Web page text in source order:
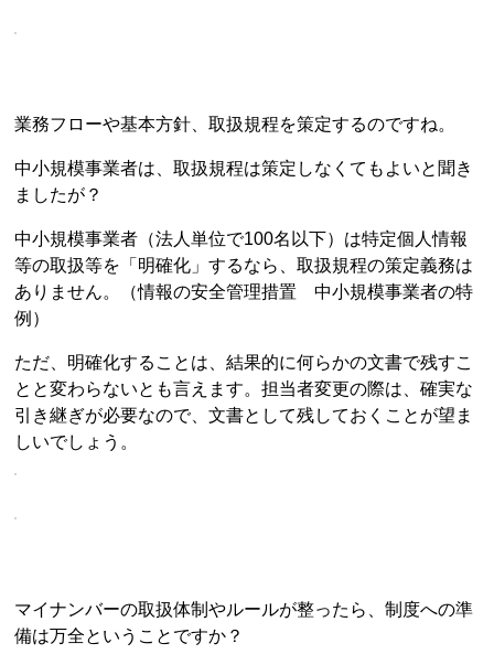
業務フローや基本方針、取扱規程を策定するのですね。
中小規模事業者は、取扱規程は策定しなくてもよいと聞き
ましたが？
中小規模事業者（法人単位で100名以下）は特定個人情報
等の取扱等を「明確化」するなら、取扱規程の策定義務は
ありません。（情報の安全管理措置 中小規模事業者の特
例）
ただ、明確化することは、結果的に何らかの文書で残すこ
とと変わらないとも言えます。担当者変更の際は、確実な
引き継ぎが必要なので、文書として残しておくことが望ま
しいでしょう。
マイナンバーの取扱体制やルールが整ったら、制度への準
備は万全ということですか？